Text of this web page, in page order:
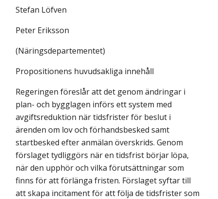
Stefan Löfven
Peter Eriksson
(Näringsdepartementet)
Propositionens huvudsakliga innehåll
Regeringen föreslår att det genom ändringar i
plan- och bygglagen införs ett system med
avgiftsreduktion när tidsfrister för beslut i
ärenden om lov och förhandsbesked samt
startbesked efter anmälan överskrids. Genom
förslaget tydliggörs när en tidsfrist börjar löpa,
när den upphör och vilka förutsättningar som
finns för att förlänga fristen. Förslaget syftar till
att skapa incitament för att följa de tidsfrister som